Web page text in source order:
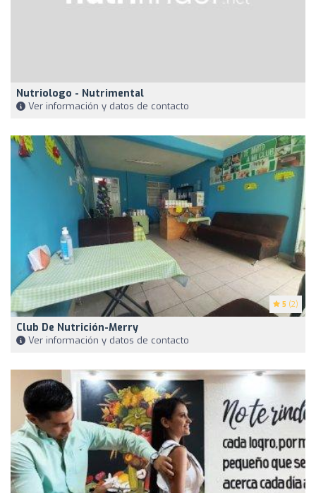
Nutriologo - Nutrimental
Ver información y datos de contacto
5 (2)
Club De Nutrición-Merry
Ver información y datos de contacto